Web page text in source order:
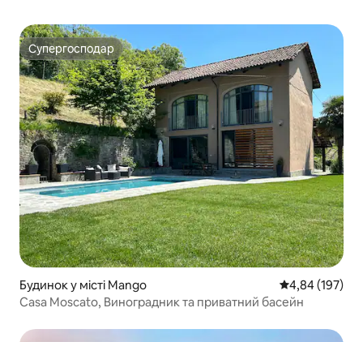
Супергосподар
Супергосподар
Будинок у місті Mango Середня
4,84 (197)
Casa Moscato, Виноградник та приватний басейн